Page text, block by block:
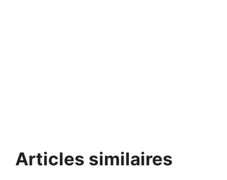
Articles similaires